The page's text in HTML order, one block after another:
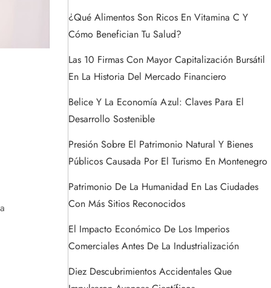
¿Qué Alimentos Son Ricos En Vitamina C Y
Cómo Benefician Tu Salud?
Las 10 Firmas Con Mayor Capitalización Bursátil
En La Historia Del Mercado Financiero
Belice Y La Economía Azul: Claves Para El
Desarrollo Sostenible
Presión Sobre El Patrimonio Natural Y Bienes
Públicos Causada Por El Turismo En Montenegro
Patrimonio De La Humanidad En Las Ciudades
Con Más Sitios Reconocidos
El Impacto Económico De Los Imperios
Comerciales Antes De La Industrialización
Diez Descubrimientos Accidentales Que